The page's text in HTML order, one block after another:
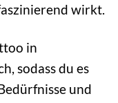
wirkt.
in
sodass du es
und